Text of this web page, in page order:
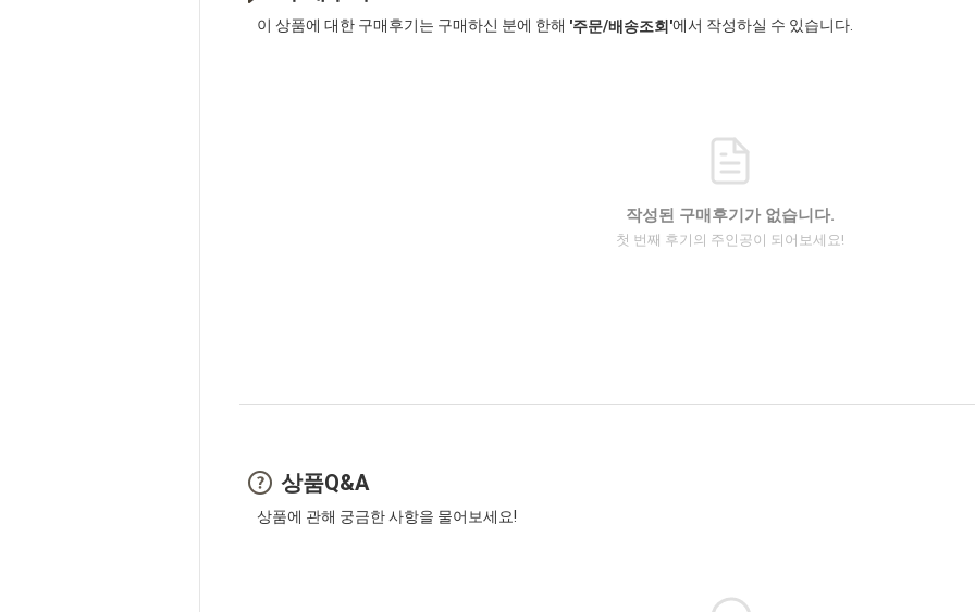
이 상품에 대한 구매후기는 구매하신 분에 한해 '주문/배송조회'에서 작성하실 수 있습니다.
작성된 구매후기가 없습니다.
첫 번째 후기의 주인공이 되어보세요!
상품Q&A
상품에 관해 궁금한 사항을 물어보세요!